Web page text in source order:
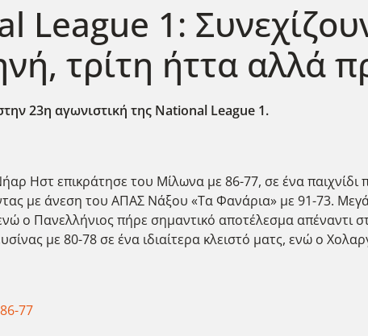
League 1:
τρίτη ήττα αλλά
23η αγωνιστική της National League 1.
Ηστ επικράτησε του Μίλωνα με 86-77, σε ένα
με άνεση του ΑΠΑΣ Νάξου «Τα Φανάρια» με 91-73.
ο Πανελλήνιος πήρε σημαντικό αποτέλεσμα
με 80-78 σε ένα ιδιαίτερα κλειστό ματς, ενώ ο
86-77